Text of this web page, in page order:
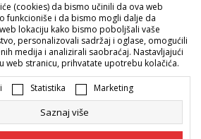
(cookies) da bismo učinili da ova web
funkcioniše i da bismo mogli dalje da
lokaciju kako bismo poboljšali vaše
personalizovali sadržaj i oglase, omogućili
medija i analizirali saobraćaj. Nastavljajući
web stranicu, prihvatate upotrebu kolačića.
Statistika Marketing
Saznaj više